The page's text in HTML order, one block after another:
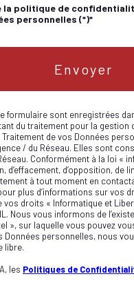
la politique de
personnelles (*)*
Envoyer
formulaire sont enregistrées
du traitement pour la gestion
de vos Données
/ du Réseau. Elles sont
Conformément à la loi «
d’effacement, d’opposition, de
à tout moment en
plus d’informations sur vos
vos droits « Informatique et
Nous vous informons de
», sur laquelle vous pouvez
Données personnelles, nous
libre.
les Politiques de